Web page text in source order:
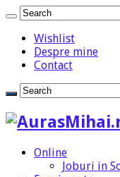
Wishlist
Despre mine
Contact
Online
Joburi in